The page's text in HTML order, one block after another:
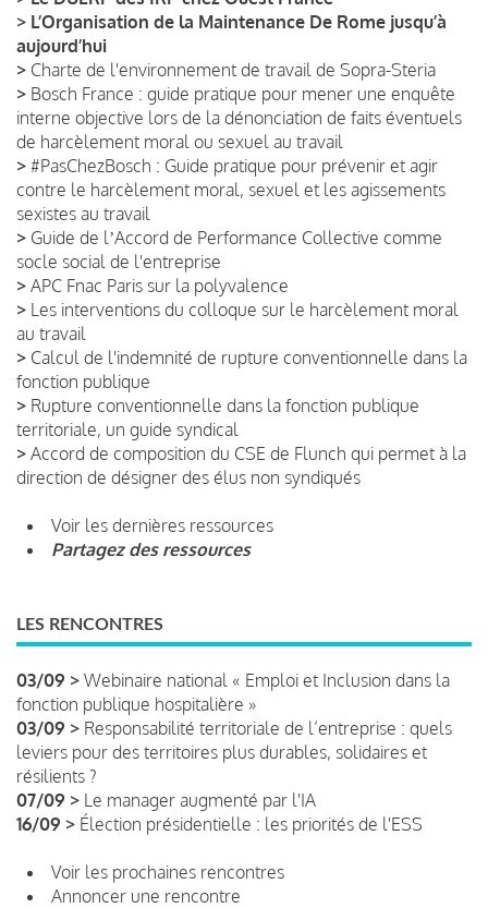
> L’Organisation de la Maintenance De Rome jusqu’à
aujourd’hui
> Charte de l'environnement de travail de Sopra-Steria
> Bosch France : guide pratique pour mener une enquête
interne objective lors de la dénonciation de faits éventuels
de harcèlement moral ou sexuel au travail
> #PasChezBosch : Guide pratique pour prévenir et agir
contre le harcèlement moral, sexuel et les agissements
sexistes au travail
> Guide de lʼAccord de Performance Collective comme
socle social de l'entreprise
> APC Fnac Paris sur la polyvalence
> Les interventions du colloque sur le harcèlement moral
au travail
> Calcul de l'indemnité de rupture conventionnelle dans la
fonction publique
> Rupture conventionnelle dans la fonction publique
territoriale, un guide syndical
> Accord de composition du CSE de Flunch qui permet à la
direction de désigner des élus non syndiqués
Voir les dernières ressources
Partagez des ressources
LES RENCONTRES
03/09 > Webinaire national « Emploi et Inclusion dans la
fonction publique hospitalière »
03/09 > Responsabilité territoriale de l’entreprise : quels
leviers pour des territoires plus durables, solidaires et
résilients ?
07/09 > Le manager augmenté par l'IA
16/09 > Élection présidentielle : les priorités de l'ESS
Voir les prochaines rencontres
Annoncer une rencontre